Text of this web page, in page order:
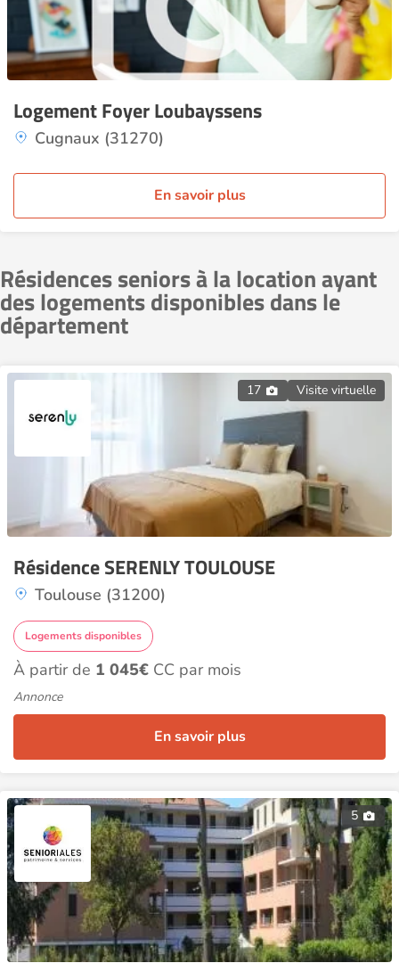
Logement Foyer Loubayssens
Cugnaux (31270)
En savoir plus
Résidences seniors à la location ayant
des logements disponibles dans le
département
17 Visite virtuelle
Résidence SERENLY TOULOUSE
Toulouse (31200)
Logements disponibles
À partir de 1 045€ CC par mois
Annonce
En savoir plus
5